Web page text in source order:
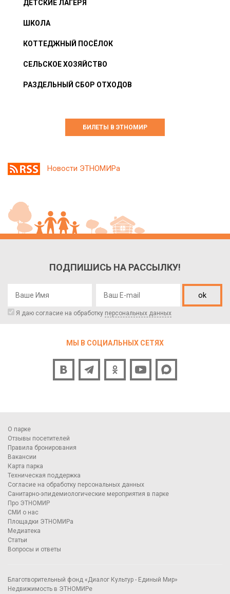
ДЕТСКИЕ ЛАГЕРЯ
ШКОЛА
КОТТЕДЖНЫЙ ПОСЁЛОК
СЕЛЬСКОЕ ХОЗЯЙСТВО
РАЗДЕЛЬНЫЙ СБОР ОТХОДОВ
БИЛЕТЫ В ЭТНОМИР
Новости ЭТНОМИРа
ПОДПИШИСЬ НА РАССЫЛКУ!
ok
Я даю согласие на обработку персональных данных
МЫ В СОЦИАЛЬНЫХ СЕТЯХ
О парке
Отзывы посетителей
Правила бронирования
Вакансии
Карта парка
Техническая поддержка
Согласие на обработку персональных данных
Санитарно-эпидемиологические мероприятия в парке
Про ЭТНОМИР
СМИ о нас
Площадки ЭТНОМИРа
Медиатека
Статьи
Вопросы и ответы
Благотворительный фонд «Диалог Культур - Единый Мир»
Недвижимость в ЭТНОМИРе